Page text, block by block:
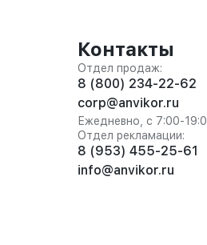
Контакты
Отдел продаж:
8 (800) 234-22-62
corp@anvikor.ru
Ежедневно, с 7:00-
Отдел рекламации:
8 (953) 455-25-61
info@anvikor.ru